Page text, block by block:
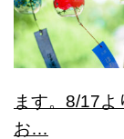
ます。8/17
お…